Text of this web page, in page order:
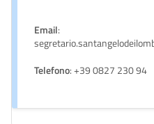
Email:
Telefono: +39 0827 230 94